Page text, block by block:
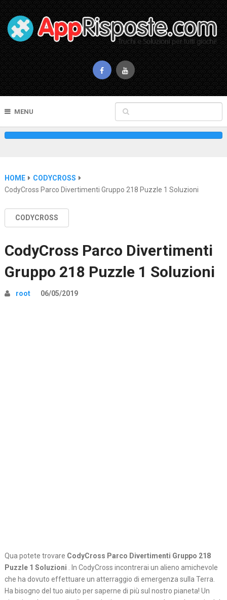
MENU
HOME
CODYCROSS
CodyCross Parco Divertimenti Gruppo 218 Puzzle 1 Soluzioni
CODYCROSS
CodyCross Parco Divertimenti
Gruppo 218 Puzzle 1 Soluzioni
root 06/05/2019
Qua potete trovare CodyCross Parco Divertimenti Gruppo 218
Puzzle 1 Soluzioni . In CodyCross incontrerai un alieno amichevole
che ha dovuto effettuare un atterraggio di emergenza sulla Terra.
Ha bisogno del tuo aiuto per saperne di più sul nostro pianeta! Un